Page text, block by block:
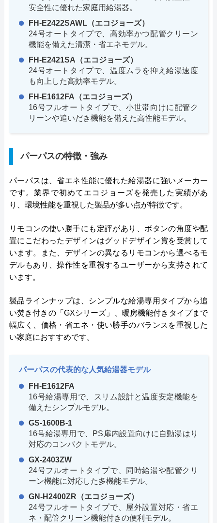
安全性に優れた家庭用給湯器。
FH-E2422SAWL（エコジョーズ）
24号オートタイプで、高効率かつ配管クリーン
機能を備えた清潔・省エネモデル。
FH-E2421SA（エコジョーズ）
24号オートタイプで、温度ムラを抑え給湯速度
も向上した高効率モデル。
FH-E1612FA（エコジョーズ）
16号フルオートタイプで、小世帯向けに配管ク
リーンや追いだき機能を備えた高性能モデル。
パーパスの特徴・強み
パーパスは、省エネ性能に優れた給湯器に強いメーカー
です。業界で初めてエコジョーズを発売した実績があ
り、環境性能を重視した製品が多い点が特徴です。
リモコンの使い勝手にも定評があり、ボタンの角度や配
置にこだわったデザインはグッドデザイン賞を受賞して
います。また、デザインの異なるリモコンから選べるモ
デルもあり、操作性を重視するユーザーから支持されて
います。
製品ラインナップは、シンプルな給湯専用タイプから追
い焚き付きの「GXシリーズ」、暖房機能付きタイプまで
幅広く、価格・省エネ・使い勝手のバランスを重視した
い家庭におすすめです。
パーパスの代表的な人気給湯器モデル
FH-E1612FA
16号給湯専用で、スリム設計と温度安定機能を
備えたシンプルモデル。
GS-1600B-1
16号給湯専用で、PS扉内設置向けに自動湯はり
対応のコンパクトモデル。
GX-2403ZW
24号フルオートタイプで、同時給湯や配管クリ
ーン機能に対応した多機能モデル。
GN-H2400ZR（エコジョーズ）
24号フルオートタイプで、屋外設置対応・省エ
ネ・配管クリーン機能付きの便利モデル。